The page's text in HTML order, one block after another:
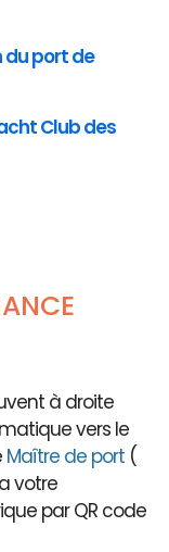
du port de
Club des
à droite
vers le
Maître de port (
votre
par QR code